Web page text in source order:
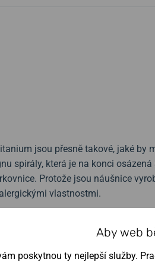
jsou přesně takové, jaké by
spirály, která je na konci
Protože jsou náušnice
vlastnostmi.
Aby web
poskytnou ty nejlepší služby.